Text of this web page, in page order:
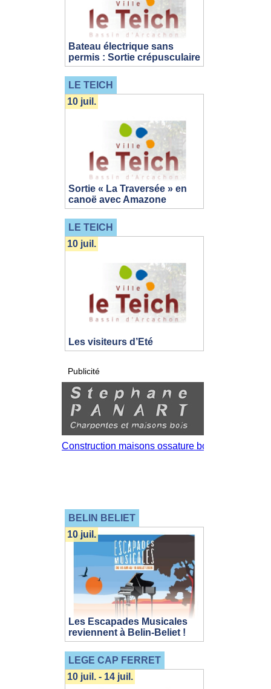
Bateau électrique sans
permis : Sortie crépusculaire
LE TEICH
Sortie « La Traversée » en
canoë avec Amazone
10 juil.
LE TEICH
Les visiteurs d’Eté
10 juil.
Publicité
BELIN BELIET
Les Escapades Musicales
reviennent à Belin-Beliet !
10 juil.
LEGE CAP FERRET
10 juil. - 14 juil.